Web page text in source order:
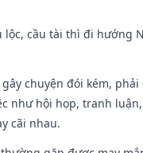
lộc, cầu tài thì đi hướng
chuyện đói kém,
hội họp, tranh
cãi nhau.